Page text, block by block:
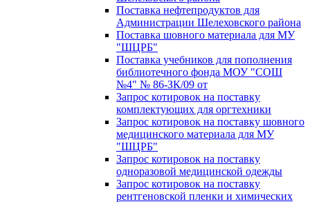
Поставка нефтепродуктов для
Администрации Шелеховского района
Поставка шовного материала для МУ
"ШЦРБ"
Поставка учебников для пополнения
библиотечного фонда МОУ "СОШ
№4" № 86-ЗК/09 от
Запрос котировок на поставку
комплектующих для оргтехники
Запрос котировок на поставку шовного
медицинского материала для МУ
"ШЦРБ"
Запрос котировок на поставку
одноразовой медицинской одежды
Запрос котировок на поставку
рентгеновской пленки и химических